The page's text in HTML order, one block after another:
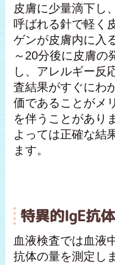
皮膚に少量滴下し
呼ばれる針で軽く
ゲンが皮膚内に入
～20分後に皮膚の
し、アレルギー反
査結果がすぐにわ
価であることがメ
を伴うことがあり
よっては正確な結
ます。
特異的IgE抗
血液検査では血液
抗体の量を測定し